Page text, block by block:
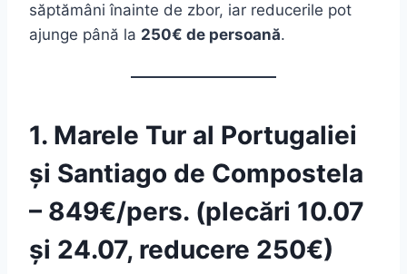
săptămâni înainte de zbor, iar reducerile pot
ajunge până la 250€ de persoană.
1. Marele Tur al Portugaliei
și Santiago de Compostela
– 849€/pers. (plecări 10.07
și 24.07, reducere 250€)